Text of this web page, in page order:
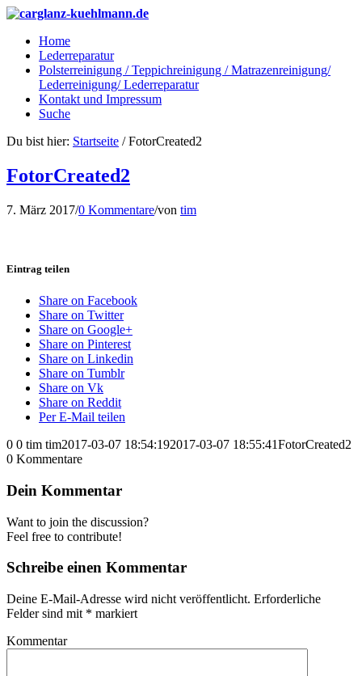
Home
Lederreparatur
Polsterreinigung / Teppichreinigung / Matrazenreinigung/
Lederreinigung/ Lederreparatur
Kontakt und Impressum
Suche
Du bist hier: Startseite / FotorCreated2
FotorCreated2
7. März 2017/0 Kommentare/von tim
Eintrag teilen
Share on Facebook
Share on Twitter
Share on Google+
Share on Pinterest
Share on Linkedin
Share on Tumblr
Share on Vk
Share on Reddit
Per E-Mail teilen
0 0 tim tim2017-03-07 18:54:192017-03-07 18:55:41FotorCreated2
0 Kommentare
Dein Kommentar
Want to join the discussion?
Feel free to contribute!
Schreibe einen Kommentar
Deine E-Mail-Adresse wird nicht veröffentlicht. Erforderliche
Felder sind mit * markiert
Kommentar